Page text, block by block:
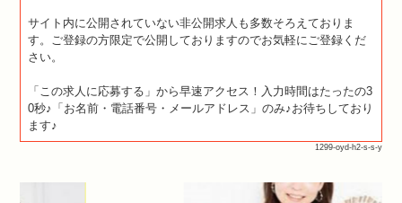
サイト内に公開されていない非公開求人も多数そろえておりま
す。ご登録の方限定で公開しておりますのでお気軽にご登録くだ
さい。
「この求人に応募する」から早速アクセス！入力時間はたったの3
0秒♪「お名前・電話番号・メールアドレス」のみ♪お待ちしており
ます♪
1299-oyd-h2-s-s-y